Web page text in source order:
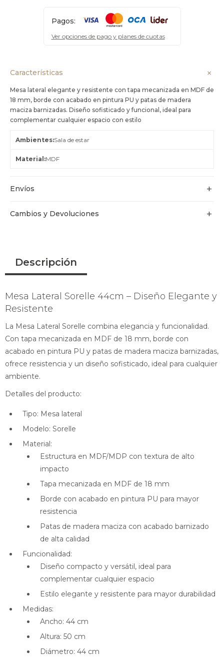
Pagos:
Ver opciones de pago y planes de cuotas
Características
Mesa lateral elegante y resistente con tapa mecanizada en MDF de
18 mm, borde con acabado en pintura PU y patas de madera
maciza barnizadas. Diseño sofisticado y funcional, ideal para
complementar cualquier espacio con estilo
Ambientes Sala de estar
Material MDF
Envíos
Cambios y Devoluciones
Descripción
Mesa Lateral Sorelle 44cm – Diseño Elegante y
Resistente
La Mesa Lateral Sorelle combina elegancia y funcionalidad.
Con tapa mecanizada en MDF de 18 mm, borde con
acabado en pintura PU y patas de madera maciza barnizadas,
ofrece resistencia y un diseño sofisticado, ideal para cualquier
ambiente.
Detalles del producto:
Tipo: Mesa lateral
Modelo: Sorelle
Material:
Estructura en MDF/MDP con textura de alto
impacto
Tapa mecanizada en MDF de 18 mm
Borde con acabado en pintura PU para mayor
resistencia
Patas de madera maciza con acabado barnizado
de alta calidad
Funcionalidad:
Diseño compacto y versátil, ideal para
complementar cualquier espacio
Estilo elegante y resistente para mayor durabilidad
Medidas:
Ancho: 44 cm
Altura: 50 cm
Diámetro: 44 cm